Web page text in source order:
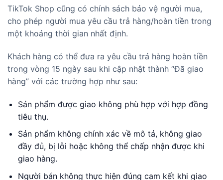
TikTok Shop cũng có chính sách bảo vệ người mua,
cho phép người mua yêu cầu trả hàng/hoàn tiền trong
một khoảng thời gian nhất định.
Khách hàng có thể đưa ra yêu cầu trả hàng hoàn tiền
trong vòng 15 ngày sau khi cập nhật thành “Đã giao
hàng” với các trường hợp như sau:
Sản phẩm được giao không phù hợp với hợp đồng
tiêu thụ.
Sản phẩm không chính xác về mô tả, không giao
đầy đủ, bị lỗi hoặc không thể chấp nhận được khi
giao hàng.
Người bán không thực hiện đúng cam kết khi giao